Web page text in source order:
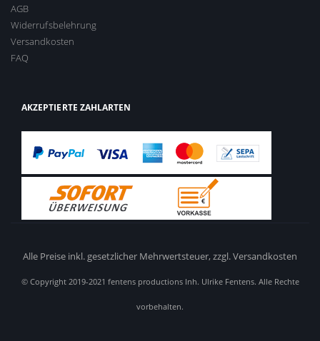
AGB
Widerrufsbelehrung
Versandkosten
FAQ
AKZEPTIERTE ZAHLARTEN
Alle Preise inkl. gesetzlicher Mehrwertsteuer,zzgl. Versandkosten
© Copyright 2019-2021 fentens productions Inh. Ulrike Fentens. Alle Rechte
vorbehalten.